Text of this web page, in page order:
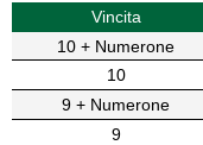
Vincita
10 + Numerone
10
9 + Numerone
9